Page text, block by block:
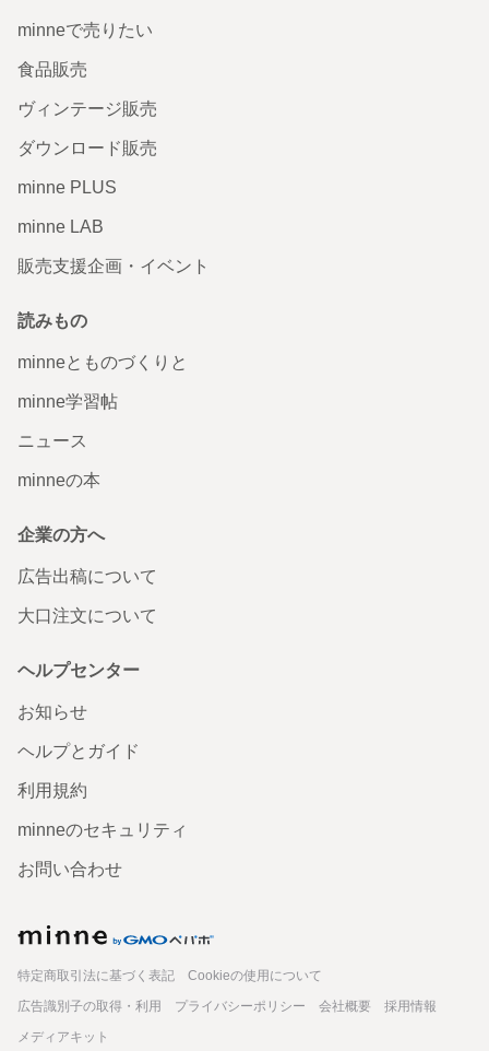
minneで売りたい
食品販売
ヴィンテージ販売
ダウンロード販売
minne PLUS
minne LAB
販売支援企画・イベント
読みもの
minneとものづくりと
minne学習帖
ニュース
minneの本
企業の方へ
広告出稿について
大口注文について
ヘルプセンター
お知らせ
ヘルプとガイド
利用規約
minneのセキュリティ
お問い合わせ
特定商取引法に基づく表記
Cookieの使用について
広告識別子の取得・利用
プライバシーポリシー 会社概要
採用情報
メディアキット